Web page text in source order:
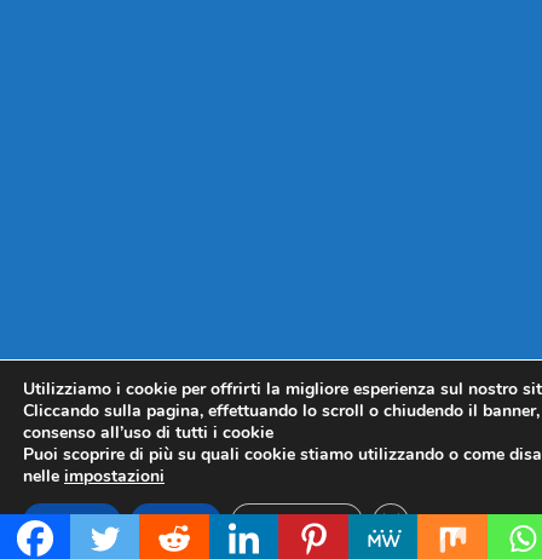
Utilizziamo i cookie per offrirti la migliore esperienza sul nostro
Cliccando sulla pagina, effettuando lo scroll o chiudendo il
consenso all’uso di tutti i cookie
Puoi scoprire di più su quali cookie stiamo utilizzando o come
nelle impostazioni
Accetta Rifiuta Impostazioni CLOSE GDPR